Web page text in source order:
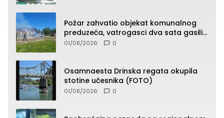
Požar zahvatio objekat komunalnog
preduzeća, vatrogasci dva sata gasili
vatru (FOTO)
01/08/2026 0
Osamnaesta Drinska regata okupila
stotine učesnika (FOTO)
01/08/2026 0